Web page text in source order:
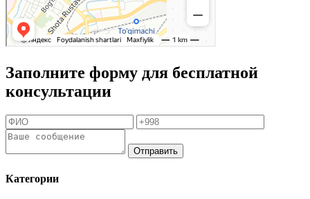
Заполните форму для бесплатной
консультации
Отправить
Категории